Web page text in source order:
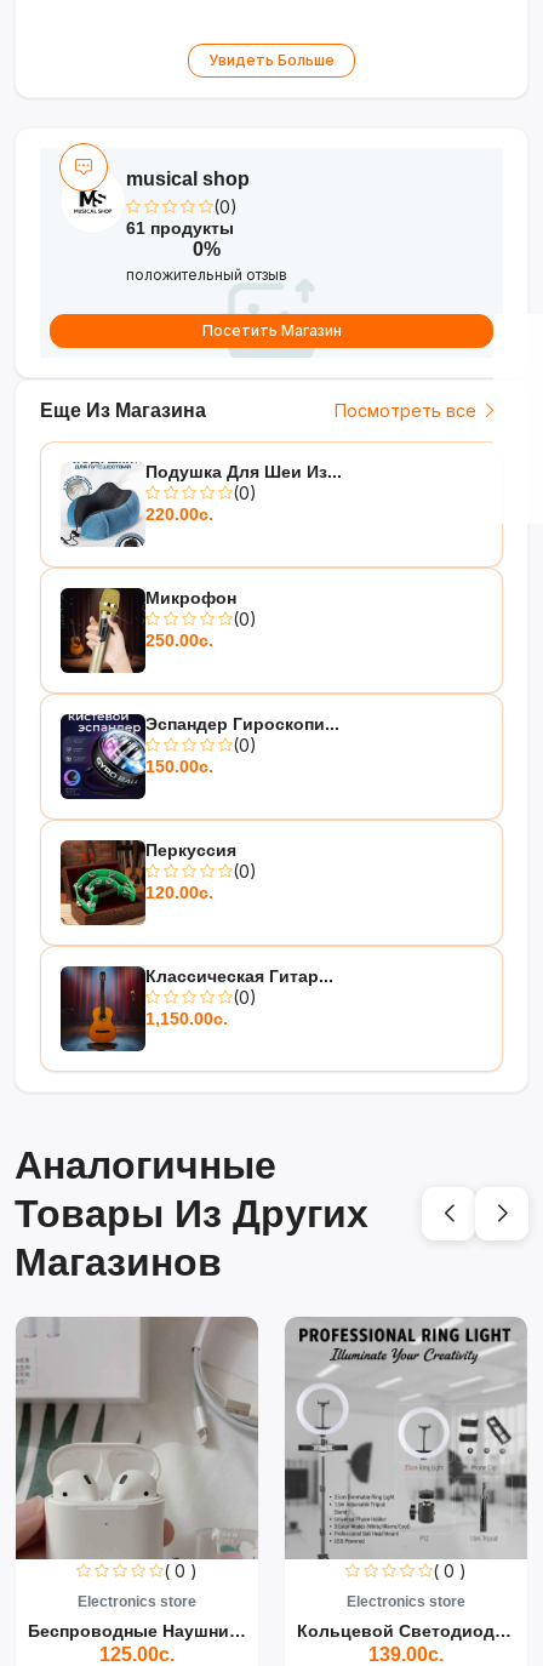
Увидеть Больше
Еще Из Магазина Посмотреть все
Подушка Для Шеи Из...
(0)
220.00с.
Микрофон
(0)
250.00с.
Эспандер Гироскопи...
(0)
150.00с.
Перкуссия
(0)
120.00с.
Классическая Гитар...
(0)
1,150.00с.
musical shop
(0)
61 продукты
0%
положительный отзыв
Посетить Магазин
Аналогичные
Товары Из Других
Магазинов
( 0 )
Electronics store
Беспроводные Наушники Air...
125.00с.
( 0 )
Electronics store
Кольцевой Светодиодный Св...
139.00с.